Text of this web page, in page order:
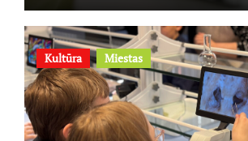
Kultūra Miestas